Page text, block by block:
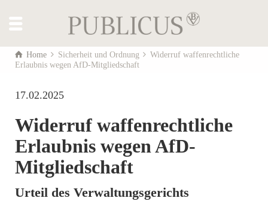
Home Sicherheit und Ordnung
Widerruf waffenrechtliche
Erlaubnis wegen AfD-Mitgliedschaft
17.02.2025
Widerruf waffenrechtliche
Erlaubnis wegen AfD-
Mitgliedschaft
Urteil des Verwaltungsgerichts